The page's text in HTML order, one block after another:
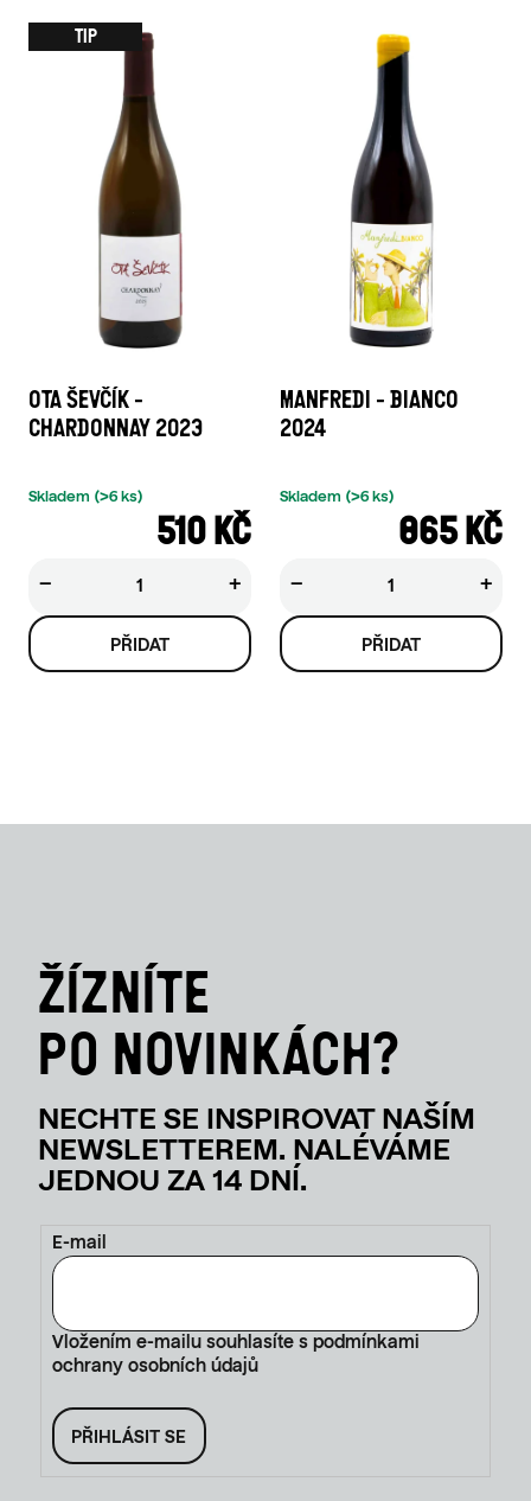
TIP
OTA ŠEVČÍK -
CHARDONNAY 2023
510 KČ
Skladem (>6 ks)
+
−
MANFREDI - BIANCO
2024
865 KČ
Skladem (>6 ks)
+
−
E-mail
Vložením e-mailu souhlasíte s podmínkami
ochrany osobních údajů
PŘIHLÁSIT SE